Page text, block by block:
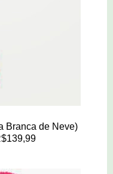
Branca de Neve)